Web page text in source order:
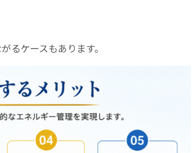
るケースもあります。